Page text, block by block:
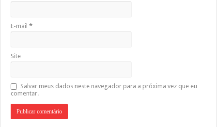
E-mail*
Site
Salvar meus dados neste navegador para a próxima vez que eu
comentar.